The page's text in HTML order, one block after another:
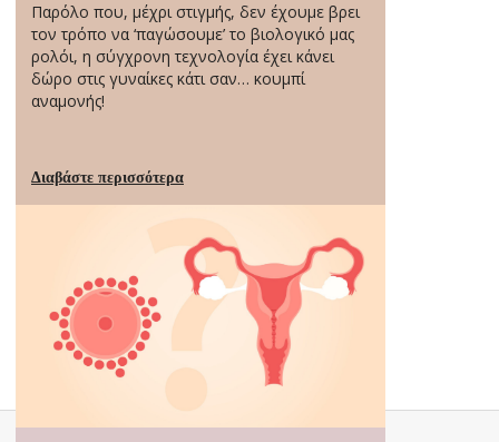
Παρόλο που, μέχρι στιγμής, δεν έχουμε βρει
τον τρόπο να ‘παγώσουμε’ το βιολογικό μας
ρολόι, η σύγχρονη τεχνολογία έχει κάνει
δώρο στις γυναίκες κάτι σαν… κουμπί
αναμονής!
Διαβάστε περισσότερα